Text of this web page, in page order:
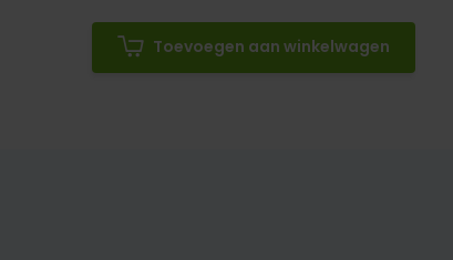
Toevoegen aan winkelwagen